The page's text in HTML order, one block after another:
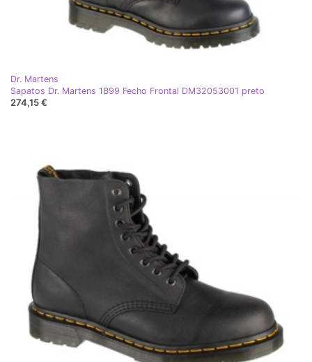
Dr. Martens
Sapatos Dr. Martens 1B99 Fecho Frontal DM32053001 preto
274,15 €